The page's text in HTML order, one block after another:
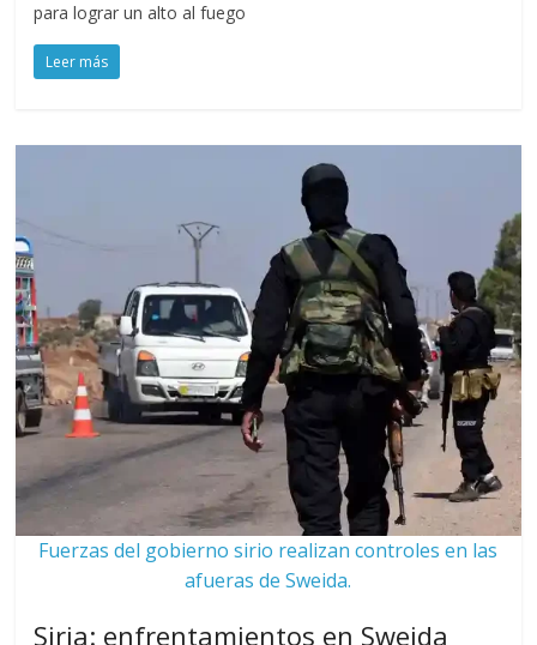
para lograr un alto al fuego
Leer más
Fuerzas del gobierno sirio realizan controles en las
afueras de Sweida.
Siria: enfrentamientos en Sweida